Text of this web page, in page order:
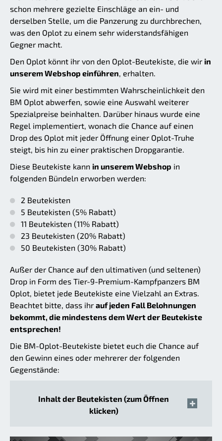
schon mehrere gezielte Einschläge an ein- und
derselben Stelle, um die Panzerung zu durchbrechen,
was den Oplot zu einem sehr widerstandsfähigen
Gegner macht.
Den Oplot könnt ihr von den Oplot-Beutekiste, die wir in
unserem Webshop einführen , erhalten.
Sie wird mit einer bestimmten Wahrscheinlichkeit den
BM Oplot abwerfen, sowie eine Auswahl weiterer
Spezialpreise beinhalten. Darüber hinaus wurde eine
Regel implementiert, wonach die Chance auf einen
Drop des Oplot mit jeder Öffnung einer Oplot-Truhe
steigt, bis hin zu einer praktischen Dropgarantie.
Diese Beutekiste kann in unserem Webshop in
folgenden Bündeln erworben werden:
2 Beutekisten
5 Beutekisten (5% Rabatt)
11 Beutekisten (11% Rabatt)
23 Beutekisten (20% Rabatt)
50 Beutekisten (30% Rabatt)
Außer der Chance auf den ultimativen (und seltenen)
Drop in Form des Tier-9-Premium-Kampfpanzers BM
Oplot, bietet jede Beutekiste eine Vielzahl an Extras.
Beachtet bitte, dass ihr auf jeden Fall Belohnungen
bekommt, die mindestens dem Wert der Beutekiste
entsprechen!
Die BM-Oplot-Beutekiste bietet euch die Chance auf
den Gewinn eines oder mehrerer der folgenden
Gegenstände:
Inhalt der Beutekisten (zum Öffnen
klicken)